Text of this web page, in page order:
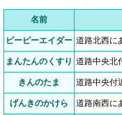
名前
ピーピーエイダー 道路北西に
まんたんのくすり 道路中央北
きんのたま 道路中央付
げんきのかけら 道路南西に